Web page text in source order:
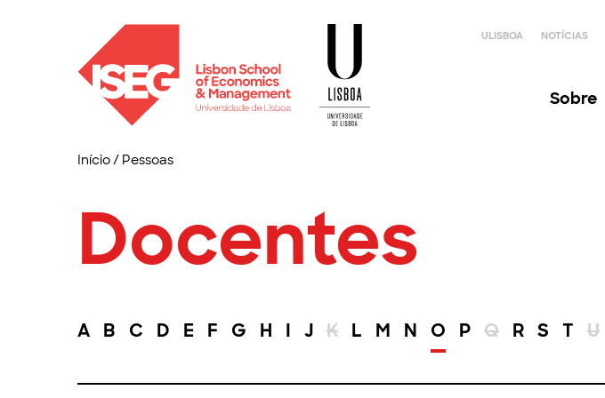
ULISBOA NOTÍCIAS
Sobre
Início/ Pessoas
Docentes
A B C D E F G H I J K L M N O P Q R S T U